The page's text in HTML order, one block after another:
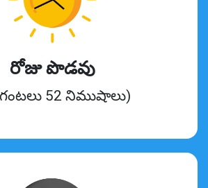
రోజు పొడవు
52 నిముషాలు)